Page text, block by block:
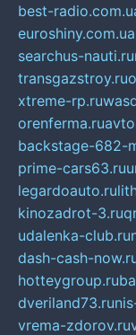
best-
euroshiny.com.ua
searchus-nauti.ru
transgazstroy.ru
xtreme-rp.ru
orenferma.ru
backstage-682-
prime-cars63.ru
legardoauto.ru
kinozadrot-3.ru
udalenka-club.ru
dash-cash-
hotteygroup.ru
dveriland73.ru
vrema-zdorov.ru